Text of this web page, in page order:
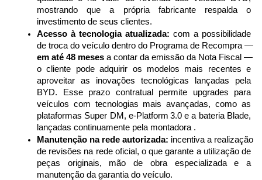
mostrando que a própria fabricante respalda o
investimento de seus clientes.
Acesso à tecnologia atualizada: com a possibilidade
em até 48 meses a contar da emissão da Nota Fiscal —
o cliente pode adquirir os modelos mais recentes e
aproveitar as inovações tecnológicas lançadas pela
BYD. Esse prazo contratual permite upgrades para
veículos com tecnologias mais avançadas, como as
plataformas Super DM, e-Platform 3.0 e a bateria Blade,
lançadas continuamente pela montadora .
Manutenção na rede autorizada: incentiva a realização
de revisões na rede oficial, o que garante a utilização de
peças originais, mão de obra especializada e a
manutenção da garantia do veículo.